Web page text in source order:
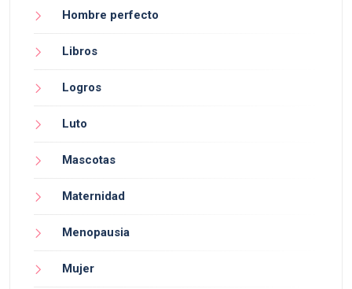
Hombre perfecto
Libros
Logros
Luto
Mascotas
Maternidad
Menopausia
Mujer